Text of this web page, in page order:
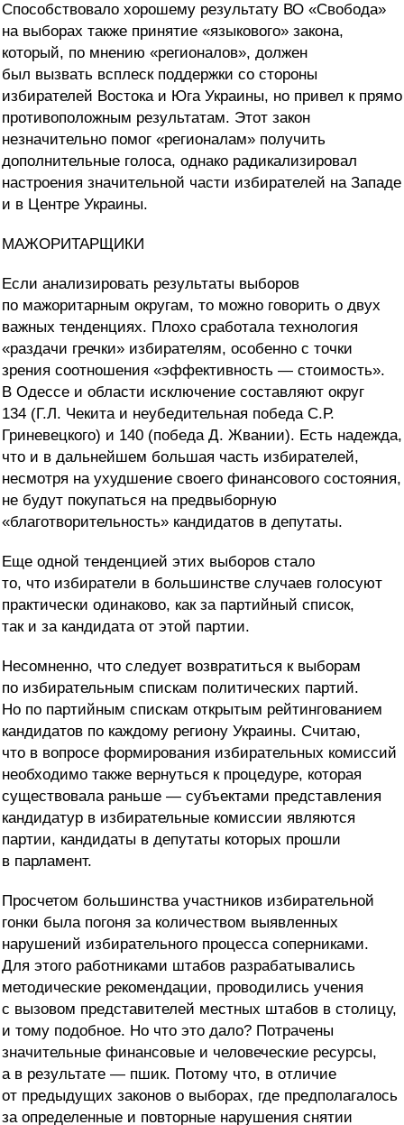
Способствовало хорошему результату ВО «Свобода»
на выборах также принятие «языкового» закона,
который, по мнению «регионалов», должен
был вызвать всплеск поддержки со стороны
избирателей Востока и Юга Украины, но привел к прямо
противоположным результатам. Этот закон
незначительно помог «регионалам» получить
дополнительные голоса, однако радикализировал
настроения значительной части избирателей на Западе
и в Центре Украины.
МАЖОРИТАРЩИКИ
Если анализировать результаты выборов
по мажоритарным округам, то можно говорить о двух
важных тенденциях. Плохо сработала технология
«раздачи гречки» избирателям, особенно с точки
зрения соотношения «эффективность — стоимость».
В Одессе и области исключение составляют округ
134 (Г.Л. Чекита и неубедительная победа С.Р.
Гриневецкого) и 140 (победа Д. Жвании). Есть надежда,
что и в дальнейшем большая часть избирателей,
несмотря на ухудшение своего финансового состояния,
не будут покупаться на предвыборную
«благотворительность» кандидатов в депутаты.
Еще одной тенденцией этих выборов стало
то, что избиратели в большинстве случаев голосуют
практически одинаково, как за партийный список,
так и за кандидата от этой партии.
Несомненно, что следует возвратиться к выборам
по избирательным спискам политических партий.
Но по партийным спискам открытым рейтингованием
кандидатов по каждому региону Украины. Считаю,
что в вопросе формирования избирательных комиссий
необходимо также вернуться к процедуре, которая
существовала раньше — субъектами представления
кандидатур в избирательные комиссии являются
партии, кандидаты в депутаты которых прошли
в парламент.
Просчетом большинства участников избирательной
гонки была погоня за количеством выявленных
нарушений избирательного процесса соперниками.
Для этого работниками штабов разрабатывались
методические рекомендации, проводились учения
с вызовом представителей местных штабов в столицу,
и тому подобное. Но что это дало? Потрачены
значительные финансовые и человеческие ресурсы,
а в результате — пшик. Потому что, в отличие
от предыдущих законов о выборах, где предполагалось
за определенные и повторные нарушения снятии